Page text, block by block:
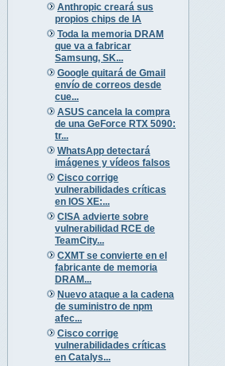
Anthropic creará sus
propios chips de IA
Toda la memoria DRAM
que va a fabricar
Samsung, SK...
Google quitará de Gmail
envío de correos desde
cue...
ASUS cancela la compra
de una GeForce RTX 5090:
tr...
WhatsApp detectará
imágenes y vídeos falsos
Cisco corrige
vulnerabilidades críticas
en IOS XE:...
CISA advierte sobre
vulnerabilidad RCE de
TeamCity...
CXMT se convierte en el
fabricante de memoria
DRAM...
Nuevo ataque a la cadena
de suministro de npm
afec...
Cisco corrige
vulnerabilidades críticas
en Catalys...